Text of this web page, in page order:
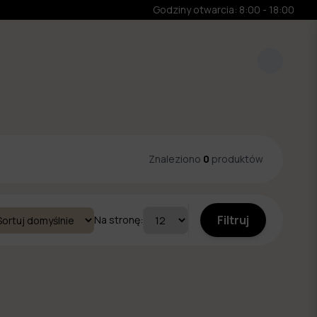
Godziny otwarcia: 8:00 - 18:00
Znaleziono 0 produktów
Na stronę: Filtruj